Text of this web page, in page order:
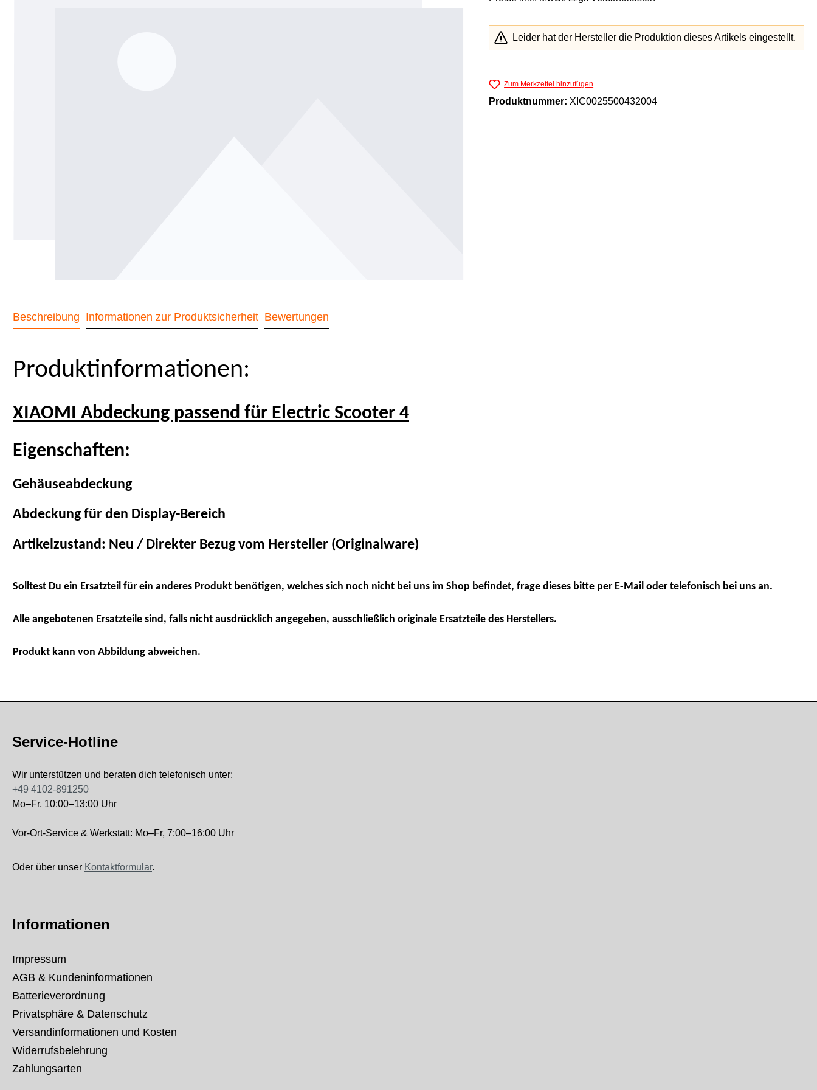
Leider hat der Hersteller die Produktion dieses Artikels eingestellt.
Zum Merkzettel hinzufügen
Produktnummer: XIC0025500432004
Beschreibung Informationen zur Produktsicherheit Bewertungen
Produktinformationen:
XIAOMI Abdeckung passend für Electric Scooter 4
Eigenschaften:
Gehäuseabdeckung
Abdeckung für den Display-Bereich
Artikelzustand: Neu / Direkter Bezug vom Hersteller (Originalware)
Solltest Du ein Ersatzteil für ein anderes Produkt benötigen, welches sich noch nicht bei uns im Shop befindet, frage dieses bitte per E-Mail oder telefonisch bei uns an.
Alle angebotenen Ersatzteile sind, falls nicht ausdrücklich angegeben, ausschließlich originale Ersatzteile des Herstellers.
Produkt kann von Abbildung abweichen.
Service-Hotline
Wir unterstützen und beraten dich telefonisch unter:
+49 4102-891250
Mo–Fr, 10:00–13:00 Uhr
Vor-Ort-Service & Werkstatt: Mo–Fr, 7:00–16:00 Uhr
Oder über unser Kontaktformular.
Informationen
Impressum
AGB & Kundeninformationen
Batterieverordnung
Privatsphäre & Datenschutz
Versandinformationen und Kosten
Widerrufsbelehrung
Zahlungsarten